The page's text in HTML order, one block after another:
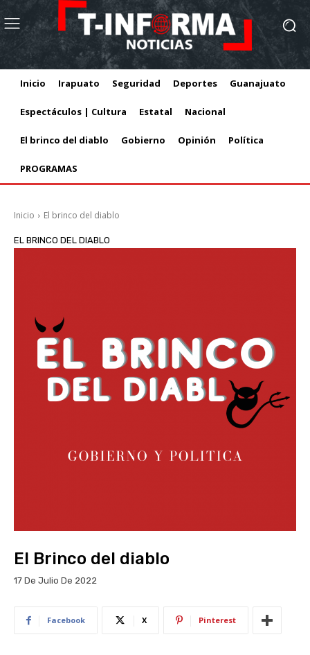
Inicio Irapuato Seguridad Deportes Guanajuato
Espectáculos | Cultura Estatal Nacional
El brinco del diablo Gobierno Opinión Política
PROGRAMAS
Inicio El brinco del diablo
EL BRINCO DEL DIABLO
El Brinco del diablo
17 De Julio De 2022
Facebook X Pinterest